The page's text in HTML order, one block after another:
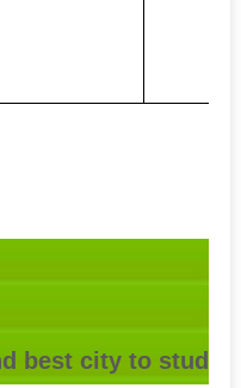
best city to study